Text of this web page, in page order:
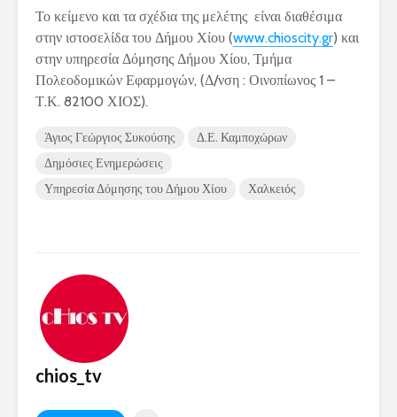
Το κείμενο και τα σχέδια της μελέτης είναι διαθέσιμα
στην ιστοσελίδα του Δήμου Χίου (www.chioscity.gr) και
στην υπηρεσία Δόμησης Δήμου Χίου, Τμήμα
Πολεοδομικών Εφαρμογών, (Δ/νση : Οινοπίωνος 1 –
Τ.Κ. 82100 ΧΙΟΣ).
Άγιος Γεώργιος Συκούσης
Δ.Ε. Καμποχώρων
Δημόσιες Ενημερώσεις
Υπηρεσία Δόμησης του Δήμου Χίου
Χαλκειός
chios_tv